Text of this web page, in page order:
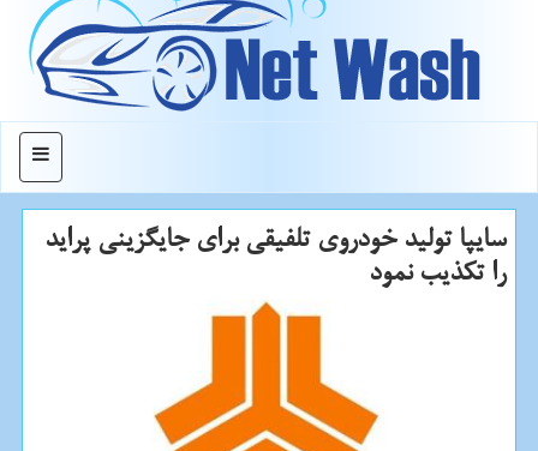
منو
سایپا تولید خودروی تلفیقی برای جایگزینی پراید
را تكذیب نمود